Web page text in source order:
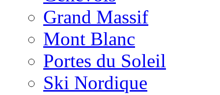
Grand Massif
Mont Blanc
Portes du Soleil
Ski Nordique